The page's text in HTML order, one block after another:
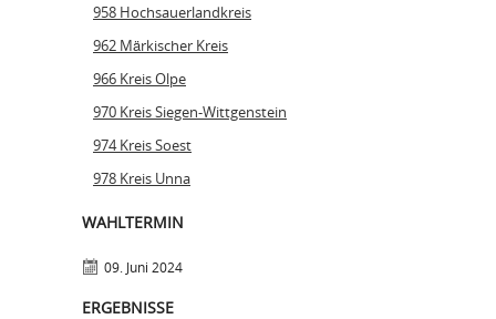
958 Hochsauerlandkreis
962 Märkischer Kreis
966 Kreis Olpe
970 Kreis Siegen-Wittgenstein
974 Kreis Soest
978 Kreis Unna
WAHLTERMIN
09. Juni 2024
ERGEBNISSE